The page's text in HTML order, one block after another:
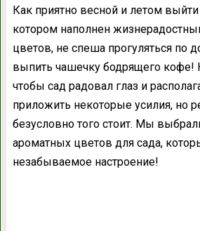
Как приятно весной и летом
котором наполнен
цветов, не спеша прогуляться по
выпить чашечку бодрящего кофе!
чтобы сад радовал глаз и
приложить некоторые усилия, но
безусловно того стоит. Мы
ароматных цветов для сада,
незабываемое настроение!